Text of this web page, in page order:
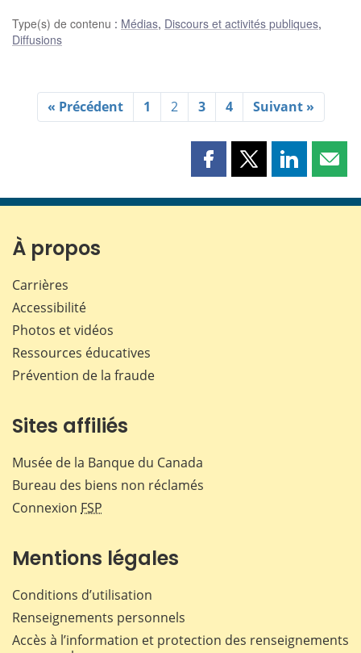
Type(s) de contenu : Médias, Discours et activités publiques,
Diffusions
« Précédent 1 2 3 4 Suivant »
Partager
page
Partager
page
Partager
page page
À propos
Carrières
Accessibilité
Photos et vidéos
Ressources éducatives
Prévention de la fraude
Sites affiliés
Musée de la Banque du Canada
Bureau des biens non réclamés
Connexion FSP
Mentions légales
Conditions d’utilisation
Renseignements personnels
Accès à l’information et protection des renseignements